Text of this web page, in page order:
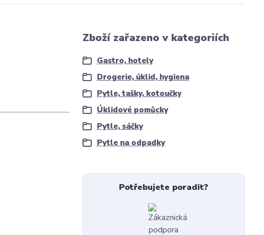
Zboží zařazeno v kategoriích
Gastro, hotely
Drogerie, úklid, hygiena
Pytle, tašky, kotoučky
Úklidové pomůcky
Pytle, sáčky
Pytle na odpadky
Potřebujete poradit?